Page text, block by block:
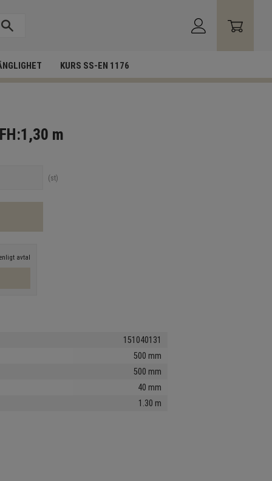
KURS SS-EN 1176
m
st
enligt avtal
151040131
500 mm
500 mm
40 mm
1.30 m